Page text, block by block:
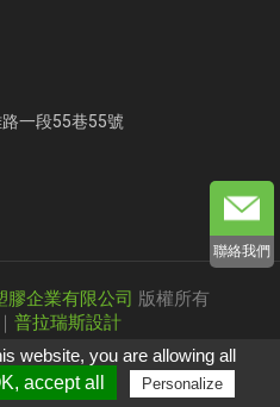
一段55巷55號
膠企業有限公司 版權所有
｜ 普拉瑞斯設計
聯絡我們
website, you are allowing all
accept all Personalize